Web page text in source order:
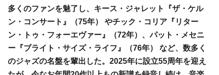
多くのファンを魅了し、キース・ジャレット『ザ・ケル
ン・コンサート』（75年） やチック・コリア『リター
ン・トゥ・フォーエヴァー』（72年）、パット・メセニ
ー『ブライト・サイズ・ライフ』（76年） など、数多く
のジャズの名盤を輩出した。2025年に設立55周年を迎え